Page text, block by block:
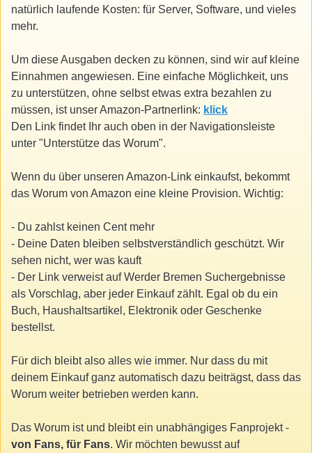
natürlich laufende Kosten: für Server, Software, und vieles
mehr.
Um diese Ausgaben decken zu können, sind wir auf kleine
Einnahmen angewiesen. Eine einfache Möglichkeit, uns
zu unterstützen, ohne selbst etwas extra bezahlen zu
müssen, ist unser Amazon-Partnerlink: klick
Den Link findet Ihr auch oben in der Navigationsleiste
unter "Unterstütze das Worum".
Wenn du über unseren Amazon-Link einkaufst, bekommt
das Worum von Amazon eine kleine Provision. Wichtig:
- Du zahlst keinen Cent mehr
- Deine Daten bleiben selbstverständlich geschützt. Wir
sehen nicht, wer was kauft
- Der Link verweist auf Werder Bremen Suchergebnisse
als Vorschlag, aber jeder Einkauf zählt. Egal ob du ein
Buch, Haushaltsartikel, Elektronik oder Geschenke
bestellst.
Für dich bleibt also alles wie immer. Nur dass du mit
deinem Einkauf ganz automatisch dazu beiträgst, dass das
Worum weiter betrieben werden kann.
Das Worum ist und bleibt ein unabhängiges Fanprojekt -
von Fans, für Fans. Wir möchten bewusst auf